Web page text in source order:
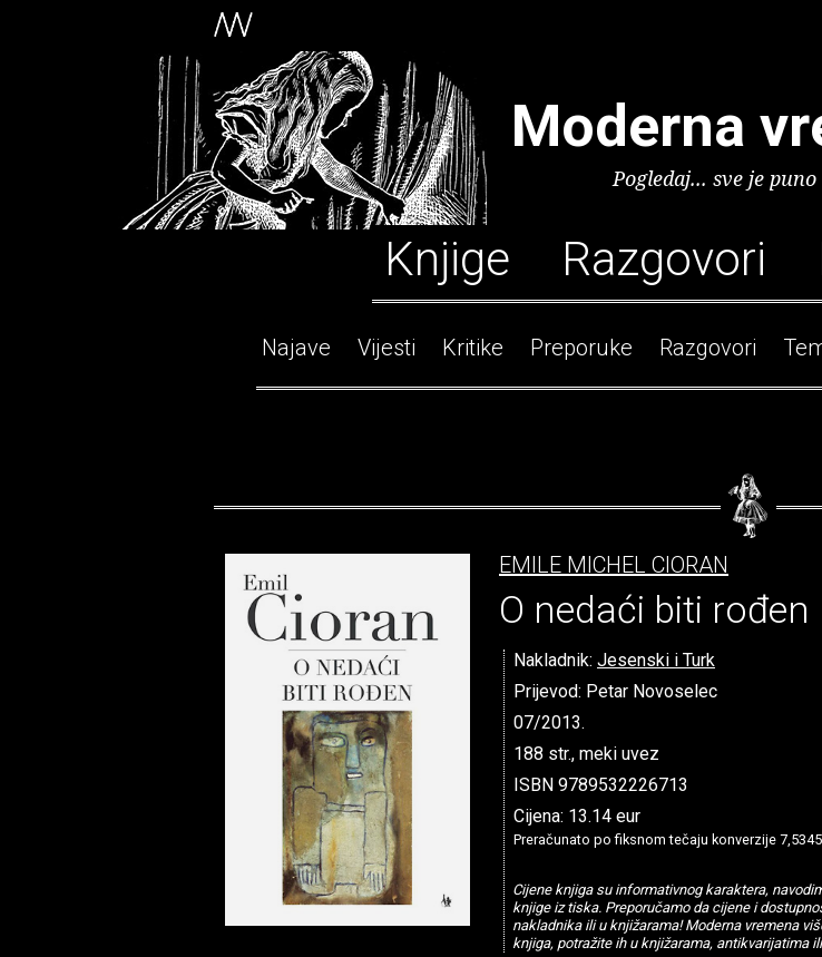
Moderna
Pogledaj... sve je
Knjige Razgovori
Najave Vijesti Kritike Preporuke Razgovori
EMILE MICHEL CIORAN
O nedaći biti rođen
Nakladnik: Jesenski i Turk
Prijevod: Petar Novoselec
07/2013.
188 str., meki uvez
ISBN 9789532226713
Cijena: 13.14 eur
Preračunato po fiksnom tečaju konverzije
Cijene knjiga su informativnog karaktera,
knjige iz tiska. Preporučamo da cijene i
nakladnika ili u knjižarama! Moderna vremena
knjiga, potražite ih u knjižarama, antikvarijatima